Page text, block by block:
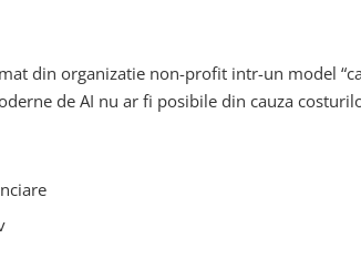
din organizatie non-profit intr-un model
de AI nu ar fi posibile din cauza